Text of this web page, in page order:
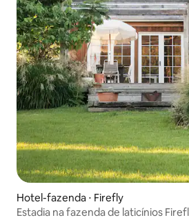
Hotel-fazenda ⋅ Firefly
Estadia na fazenda de laticínios